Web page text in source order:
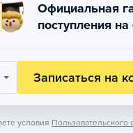
Официальная
поступления
Записаться на
условия Пользовательского